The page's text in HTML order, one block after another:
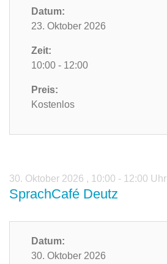
Datum:
23. Oktober 2026
Zeit:
10:00 - 12:00
Preis:
Kostenlos
30. Oktober 2026 , 10:00 - 12:00 Uhr
SprachCafé Deutz
Datum:
30. Oktober 2026